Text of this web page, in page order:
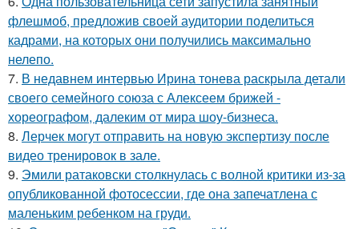
флешмоб, предложив своей аудитории поделиться
кадрами, на которых они получились максимально
нелепо.
7. В недавнем интервью Ирина тонева раскрыла детали
своего семейного союза с Алексеем брижей -
хореографом, далеким от мира шоу-бизнеса.
8. Лерчек могут отправить на новую экспертизу после
видео тренировок в зале.
9. Эмили ратаковски столкнулась с волной критики из-за
опубликованной фотосессии, где она запечатлена с
маленьким ребенком на груди.